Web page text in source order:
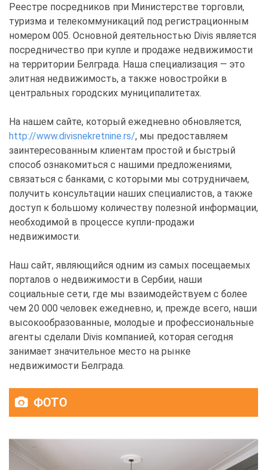
Реестре посредников при Министерстве торговли,
туризма и телекоммуникаций под регистрационным
номером 005. Основной деятельностью Divis является
посредничество при купле и продаже недвижимости
на территории Белграда. Наша специализация — это
элитная недвижимость, а также новостройки в
центральных городских муниципалитетах.
На нашем сайте, который ежедневно обновляется,
http://www.divisnekretnine.rs/, мы предоставляем
заинтересованным клиентам простой и быстрый
способ ознакомиться с нашими предложениями,
связаться с банками, с которыми мы сотрудничаем,
получить консультации наших специалистов, а также
доступ к большому количеству полезной информации,
необходимой в процессе купли-продажи
недвижимости.
Наш сайт, являющийся одним из самых посещаемых
порталов о недвижимости в Сербии, наши
социальные сети, где мы взаимодействуем с более
чем 20 000 человек ежедневно, и, прежде всего, наши
высокообразованные, молодые и профессиональные
агенты сделали Divis компанией, которая сегодня
занимает значительное место на рынке
недвижимости Белграда.
ФОТО